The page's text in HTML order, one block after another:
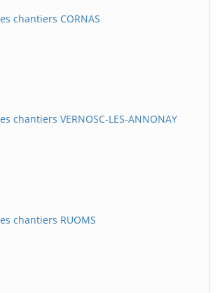
chantiers CORNAS
chantiers VERNOSC-LES-ANNONAY
chantiers RUOMS